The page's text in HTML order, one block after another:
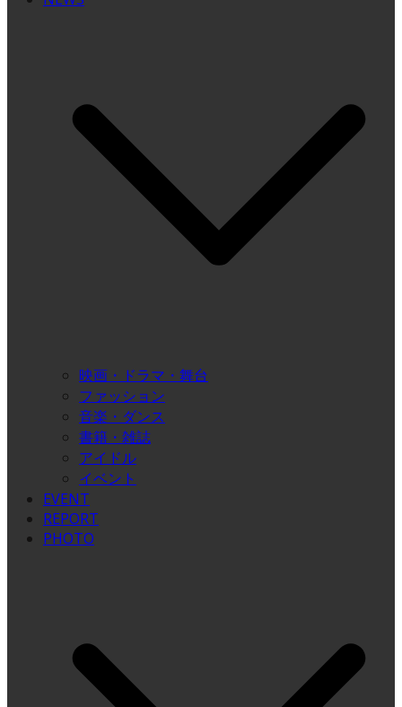
映画・ドラマ・舞台
ファッション
音楽・ダンス
書籍・雑誌
アイドル
イベント
EVENT
REPORT
PHOTO